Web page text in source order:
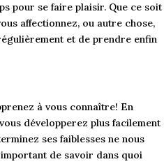
pour se faire plaisir. Que ce soit
affectionnez, ou autre chose,
et de prendre enfin
à vous connaître! En
développerez plus facilement
ses faiblesses ne nous
de savoir dans quoi